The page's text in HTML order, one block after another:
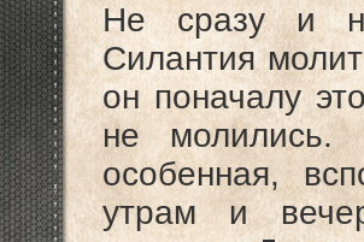
Не сразу и
Силантия
он поначалу
не молились.
особенная,
утрам и